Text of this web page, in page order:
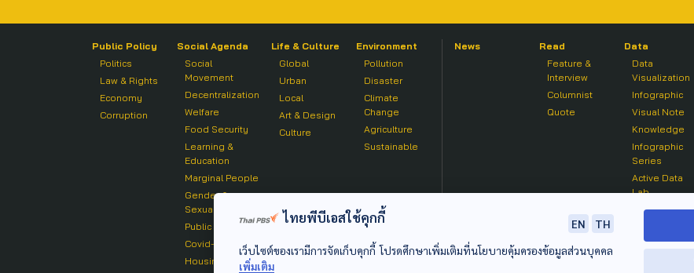
Public Policy
Politics
Law & Rights
Economy
Corruption
Social Agenda
Social
Movement
Decentralization
Welfare
Food Security
Learning &
Education
Marginal People
Gender &
Sexuality
Public Health
Covid-19
Housing
Life & Culture
Global
Urban
Local
Art & Design
Culture
Environment
Pollution
Disaster
Climate
Change
Agriculture
Sustainable
News
Read
Feature &
Interview
Columnist
Quote
Data
Data
Visualization
Infographic
Visual Note
Knowledge
Infographic
Series
Active Data
Lab
ไทยพีบีเอสใช้คุกกี้ EN
TH
เว็บไซต์ของเรามีการจัดเก็บคุกกี้ โปรดศึกษาเพิ่มเติมที่นโยบายคุ้มครองข้อมูลส่วนบุคคล
เพิ่มเติม